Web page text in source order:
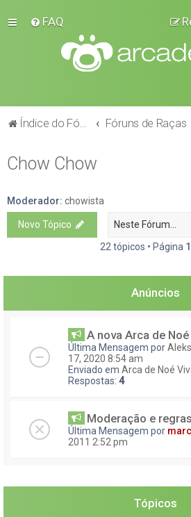
FAQ
Índice do Fórum Fóruns de Raças
Chow Chow
Moderador: chowista
Novo Tópico
22 tópicos • Página 1
Anúncios
A nova Arca de
Última Mensagem por
17, 2020 8:54 am
Enviado em Arca de Noé
Respostas: 4
Moderação e
Última Mensagem por
2011 2:52 pm
Tópicos